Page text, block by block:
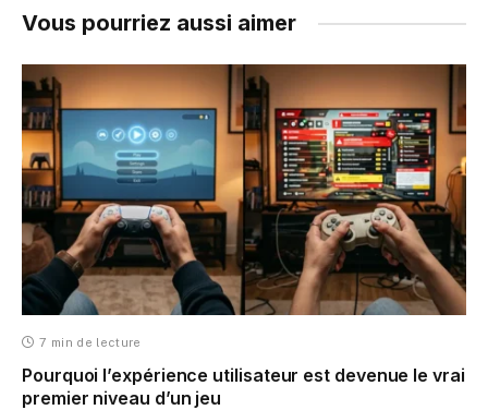
Vous pourriez aussi aimer
7 min de lecture
Pourquoi l’expérience utilisateur est devenue le vrai
premier niveau d’un jeu